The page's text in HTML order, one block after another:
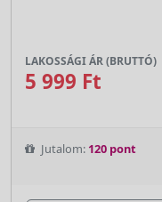
LAKOSSÁGI ÁR (BRUTTÓ)
5 999 Ft
Jutalom: 120 pont